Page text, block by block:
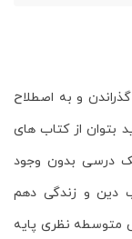
و به اصطلاح
از کتاب های
درسی بدون وجود
دین و زندگی دهم
متوسطه نظری پایه